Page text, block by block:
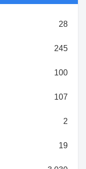
28
245
100
107
2
19